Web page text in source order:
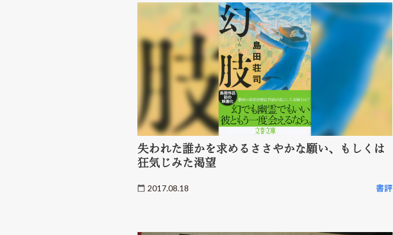
失われた誰かを求めるささやかな願い、もしくは
狂気じみた渇望
2017.08.18 書評